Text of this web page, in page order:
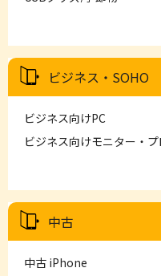
ビジネス・SOHO
ビジネス向けPC
ビジネス向けモニター・プ
中古
中古 iPhone